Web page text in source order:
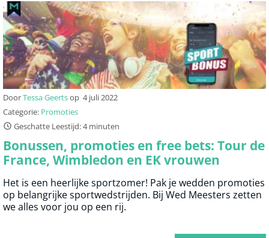
DoorTessa Geertsop 4 juli 2022
Categorie: Promoties
Geschatte Leestijd: 4 minuten
Bonussen, promoties en free bets: Tour de
France, Wimbledon en EK vrouwen
Het is een heerlijke sportzomer! Pak je wedden promoties
op belangrijke sportwedstrijden. Bij Wed Meesters zetten
we alles voor jou op een rij.